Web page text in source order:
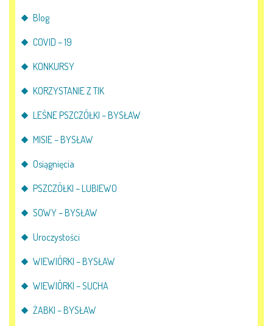
Blog
COVID – 19
KONKURSY
KORZYSTANIE Z TIK
LEŚNE PSZCZÓŁKI – BYSŁAW
MISIE – BYSŁAW
Osiągnięcia
PSZCZÓŁKI – LUBIEWO
SOWY – BYSŁAW
Uroczystości
WIEWIÓRKI – BYSŁAW
WIEWIÓRKI – SUCHA
ŻABKI – BYSŁAW